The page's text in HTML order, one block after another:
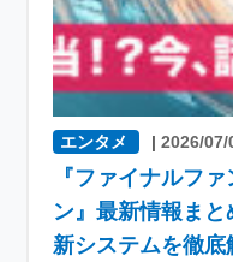
エンタメ |2026/07/
『ファイナルフ
ン』最新情報まと
新システムを徹底